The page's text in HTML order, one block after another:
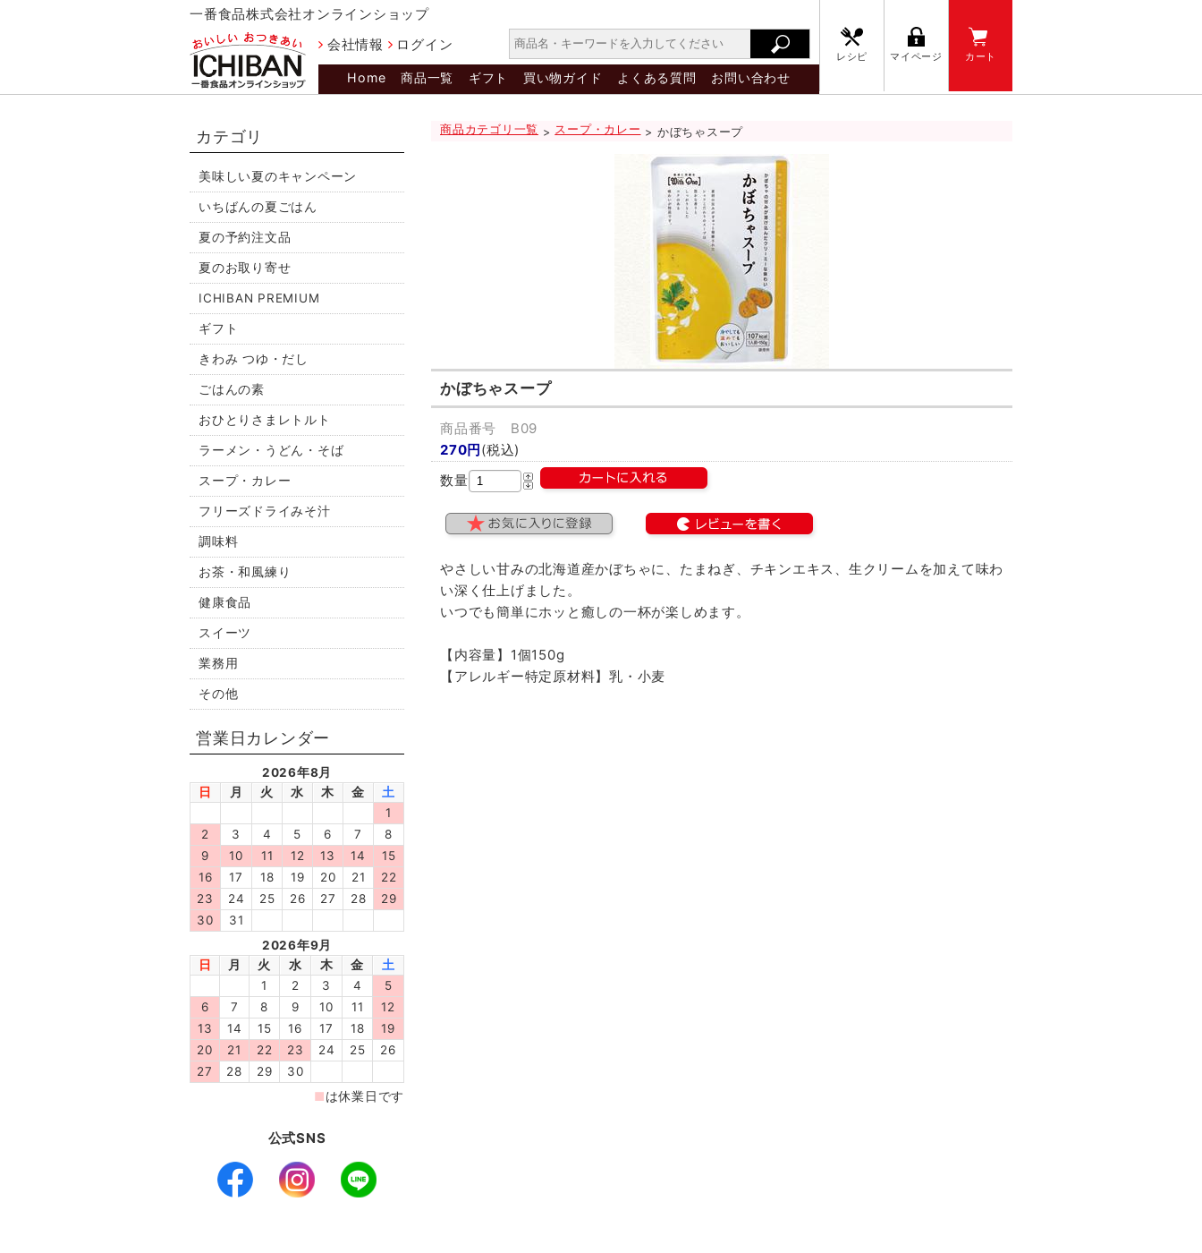
一番食品株式会社オンラインショップ
会社情報
ログイン
Home 商品一覧 ギフト 買い物ガイド よくある質問 お問い合わせ
レシピ マイページ カート
カテゴリ
美味しい夏のキャンペーン
いちばんの夏ごはん
夏の予約注文品
夏のお取り寄せ
ICHIBAN PREMIUM
ギフト
きわみ つゆ・だし
ごはんの素
おひとりさまレトルト
ラーメン・うどん・そば
スープ・カレー
フリーズドライみそ汁
調味料
お茶・和風練り
健康食品
スイーツ
業務用
その他
公式SNS
商品カテゴリ一覧 >スープ・カレー> かぼちゃスープ
かぼちゃスープ
商品番号 B09
270円(税込)
数量
やさしい甘みの北海道産かぼちゃに、たまねぎ、チキンエキス、生クリームを加えて味わ
い深く仕上げました。
いつでも簡単にホッと癒しの一杯が楽しめます。
【内容量】1個150g
【アレルギー特定原材料】乳・小麦